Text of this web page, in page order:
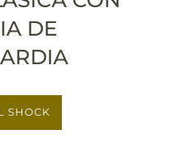
DE
SHOCK